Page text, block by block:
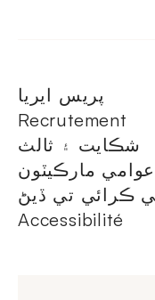
پريس ايريا
Recrutement
شڪايت ۽ ثالث
عوامي مارڪيٽون
ڪرائي تي ڏيڻ
Accessibilité